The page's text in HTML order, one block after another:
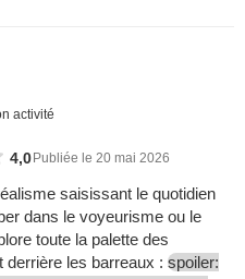
activité
4,0Publiée le 20 mai 2026
saisissant le quotidien
dans le voyeurisme ou le
toute la palette des
derrière les barreaux : spoiler: